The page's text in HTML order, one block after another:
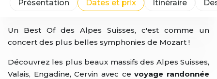
Présentation Dates et prix Itinéraire
Un Best Of des Alpes Suisses, c'est comme un
concert des plus belles symphonies de Mozart !
Découvrez les plus beaux massifs des Alpes Suisses,
Valais, Engadine, Cervin avec cevoyage randonnée